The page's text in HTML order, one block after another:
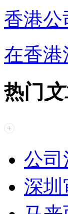
香港
在香港
热门
公司
深圳